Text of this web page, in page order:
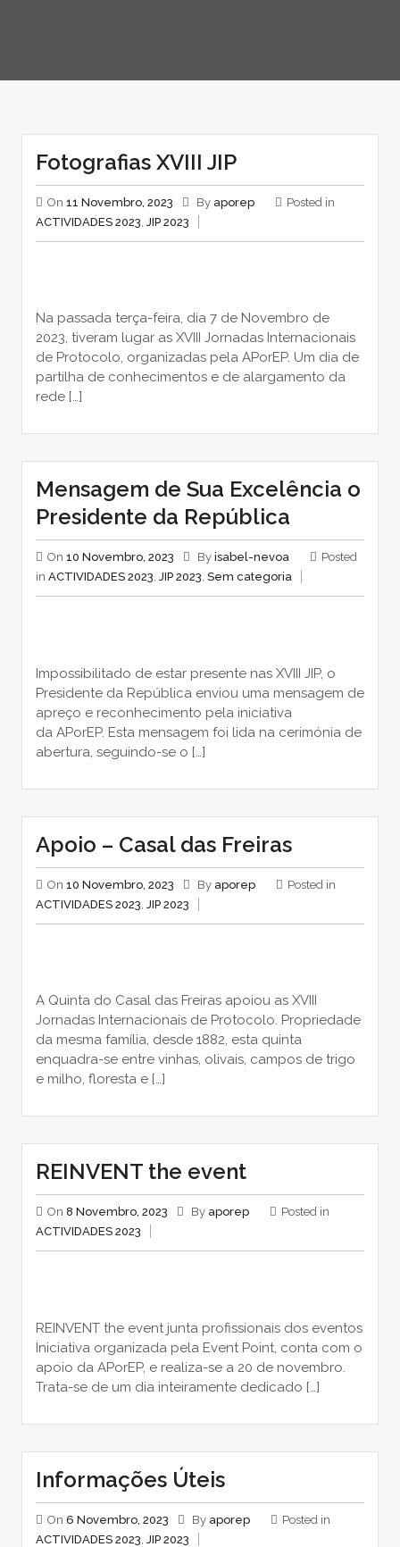
Fotografias XVIII JIP
On 11 Novembro, 2023 By aporep
Posted in
ACTIVIDADES 2023 JIP 2023
Na passada terça-feira, dia 7 de Novembro de
2023, tiveram lugar as XVIII Jornadas Internacionais
de Protocolo, organizadas pela APorEP. Um dia de
partilha de conhecimentos e de alargamento da
rede […]
Mensagem de Sua Excelência o
Presidente da República
On 10 Novembro, 2023 By isabel-nevoa
Posted
in ACTIVIDADES 2023, JIP 2023, Sem categoria
Impossibilitado de estar presente nas XVIII JIP, o
Presidente da República enviou uma mensagem de
apreço e reconhecimento pela iniciativa
da APorEP. Esta mensagem foi lida na cerimónia de
abertura, seguindo-se o […]
Apoio – Casal das Freiras
On 10 Novembro, 2023 By aporep
Posted in
ACTIVIDADES 2023 JIP 2023
A Quinta do Casal das Freiras apoiou as XVIII
Jornadas Internacionais de Protocolo. Propriedade
da mesma família, desde 1882, esta quinta
enquadra-se entre vinhas, olivais, campos de trigo
e milho, floresta e […]
REINVENT the event
On 8 Novembro, 2023 By aporep
Posted in
ACTIVIDADES 2023
REINVENT the event junta profissionais dos eventos
Iniciativa organizada pela Event Point, conta com o
apoio da APorEP, e realiza-se a 20 de novembro.
Trata-se de um dia inteiramente dedicado […]
Informações Úteis
On 6 Novembro, 2023 By aporep
Posted in
ACTIVIDADES 2023 JIP 2023